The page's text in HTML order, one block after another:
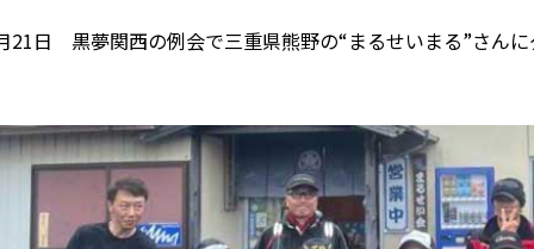
21日 黒夢関西の例会で三重県熊野の“まるせいまる”さん